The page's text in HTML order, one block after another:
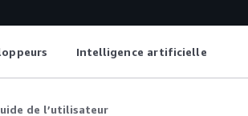
Intelligence artificielle
de l’utilisateur